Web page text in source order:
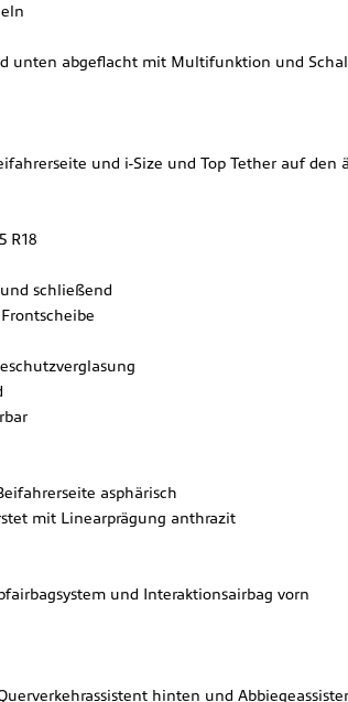
unten abgeflacht mit Multifunktion und
und i-Size und Top Tether auf den
R18
schließend
asphärisch
mit Linearprägung anthrazit
und Interaktionsairbag vorn
hinten und